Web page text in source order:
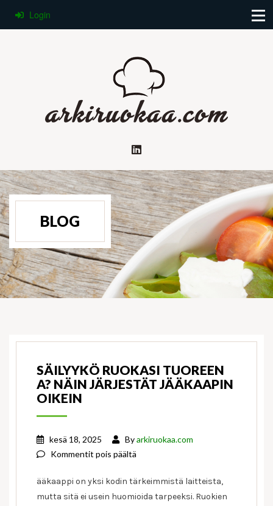
Login
BLOG
SÄILYYKÖ RUOKASI TUOREEN
A? NÄIN JÄRJESTÄT JÄÄKAAPIN
OIKEIN
kesä 18, 2025 Byarkiruokaa.com
Kommentit pois päältä
ruokasi
tuoreena?
ääkaappi on yksi kodin tärkeimmistä laitteista,
mutta sitä ei usein huomioida tarpeeksi. Ruokien